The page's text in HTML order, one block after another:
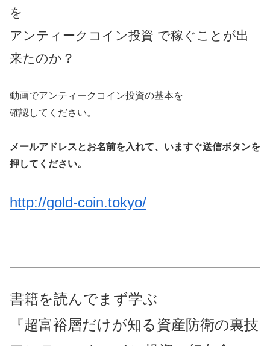
を
アンティークコイン投資 で稼ぐことが出
来たのか？
動画でアンティークコイン投資の基本を
確認してください。
メールアドレスとお名前を入れて、いますぐ送信ボタンを
押してください。
http://gold-coin.tokyo/
書籍を読んでまず学ぶ
『超富裕層だけが知る資産防衛の裏技